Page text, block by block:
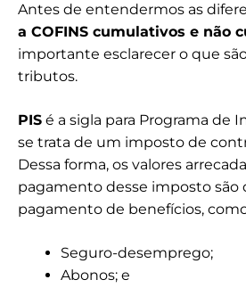
Antes de entendermos as
a COFINS cumulativos e não
importante esclarecer o que
tributos.
PIS é a sigla para Programa de
se trata de um imposto de
Dessa forma, os valores
pagamento desse imposto são
pagamento de benefícios,
Seguro-desemprego;
Abonos; e